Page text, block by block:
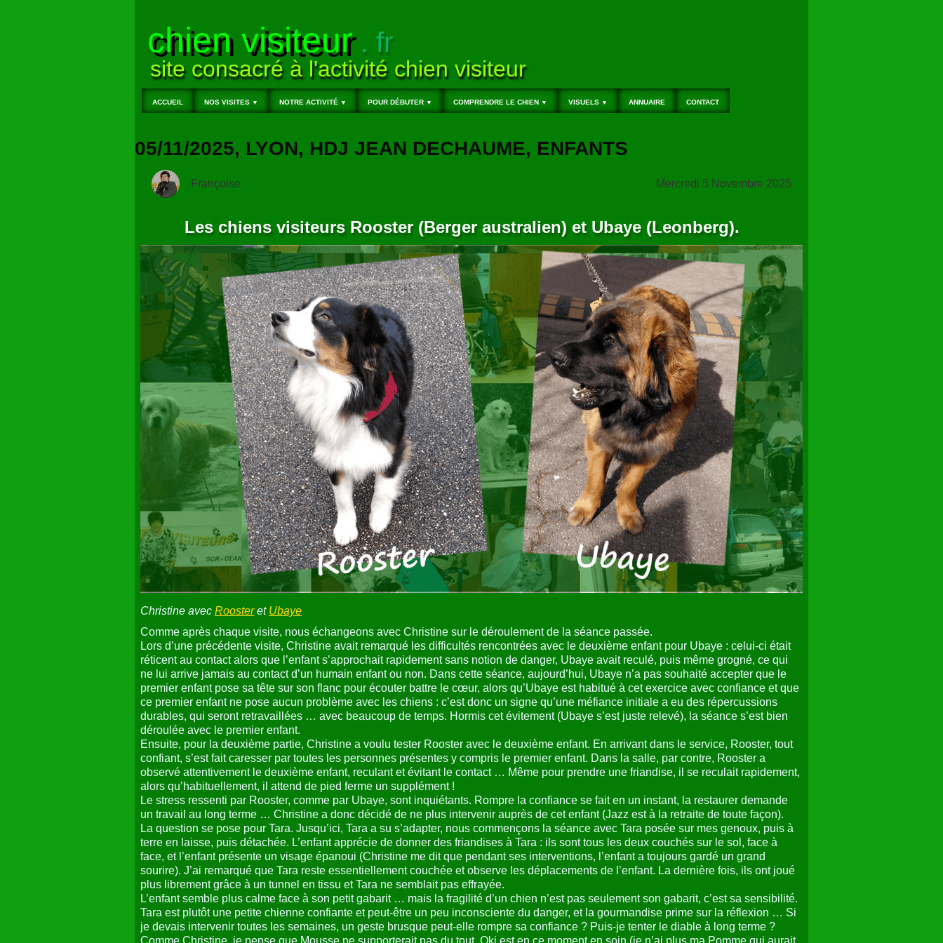
chien visiteur. fr
site consacré à l'activité chien visiteur
ACCUEIL NOS VISITES ▼ NOTRE ACTIVITÉ ▼ POUR DÉBUTER ▼ COMPRENDRE LE CHIEN ▼ VISUELS ▼ ANNUAIRE CONTACT
05/11/2025, LYON, HDJ JEAN DECHAUME, ENFANTS
Françoise Mercredi 5 Novembre 2025
Les chiens visiteurs Rooster (Berger australien) et Ubaye (Leonberg).
Christine avec Roosteret Ubaye
Comme après chaque visite, nous échangeons avec Christine sur le déroulement de la séance passée.
Lors d’une précédente visite, Christine avait remarqué les difficultés rencontrées avec le deuxième enfant pour Ubaye : celui-ci était
réticent au contact alors que l’enfant s’approchait rapidement sans notion de danger, Ubaye avait reculé, puis même grogné, ce qui
ne lui arrive jamais au contact d’un humain enfant ou non. Dans cette séance, aujourd’hui, Ubaye n’a pas souhaité accepter que le
premier enfant pose sa tête sur son flanc pour écouter battre le cœur, alors qu’Ubaye est habitué à cet exercice avec confiance et que
ce premier enfant ne pose aucun problème avec les chiens : c’est donc un signe qu’une méfiance initiale a eu des répercussions
durables, qui seront retravaillées … avec beaucoup de temps. Hormis cet évitement (Ubaye s’est juste relevé), la séance s’est bien
déroulée avec le premier enfant.
Ensuite, pour la deuxième partie, Christine a voulu tester Rooster avec le deuxième enfant. En arrivant dans le service, Rooster, tout
confiant, s’est fait caresser par toutes les personnes présentes y compris le premier enfant. Dans la salle, par contre, Rooster a
observé attentivement le deuxième enfant, reculant et évitant le contact … Même pour prendre une friandise, il se reculait rapidement,
alors qu’habituellement, il attend de pied ferme un supplément !
Le stress ressenti par Rooster, comme par Ubaye, sont inquiétants. Rompre la confiance se fait en un instant, la restaurer demande
un travail au long terme … Christine a donc décidé de ne plus intervenir auprès de cet enfant (Jazz est à la retraite de toute façon).
La question se pose pour Tara. Jusqu’ici, Tara a su s’adapter, nous commençons la séance avec Tara posée sur mes genoux, puis à
terre en laisse, puis détachée. L’enfant apprécie de donner des friandises à Tara : ils sont tous les deux couchés sur le sol, face à
face, et l’enfant présente un visage épanoui (Christine me dit que pendant ses interventions, l’enfant a toujours gardé un grand
sourire). J’ai remarqué que Tara reste essentiellement couchée et observe les déplacements de l’enfant. La dernière fois, ils ont joué
plus librement grâce à un tunnel en tissu et Tara ne semblait pas effrayée.
L’enfant semble plus calme face à son petit gabarit … mais la fragilité d’un chien n’est pas seulement son gabarit, c’est sa sensibilité.
Tara est plutôt une petite chienne confiante et peut-être un peu inconsciente du danger, et la gourmandise prime sur la réflexion … Si
je devais intervenir toutes les semaines, un geste brusque peut-elle rompre sa confiance ? Puis-je tenter le diable à long terme ?
Comme Christine, je pense que Mousse ne supporterait pas du tout, Oki est en ce moment en soin (je n’ai plus ma Pomme qui aurait